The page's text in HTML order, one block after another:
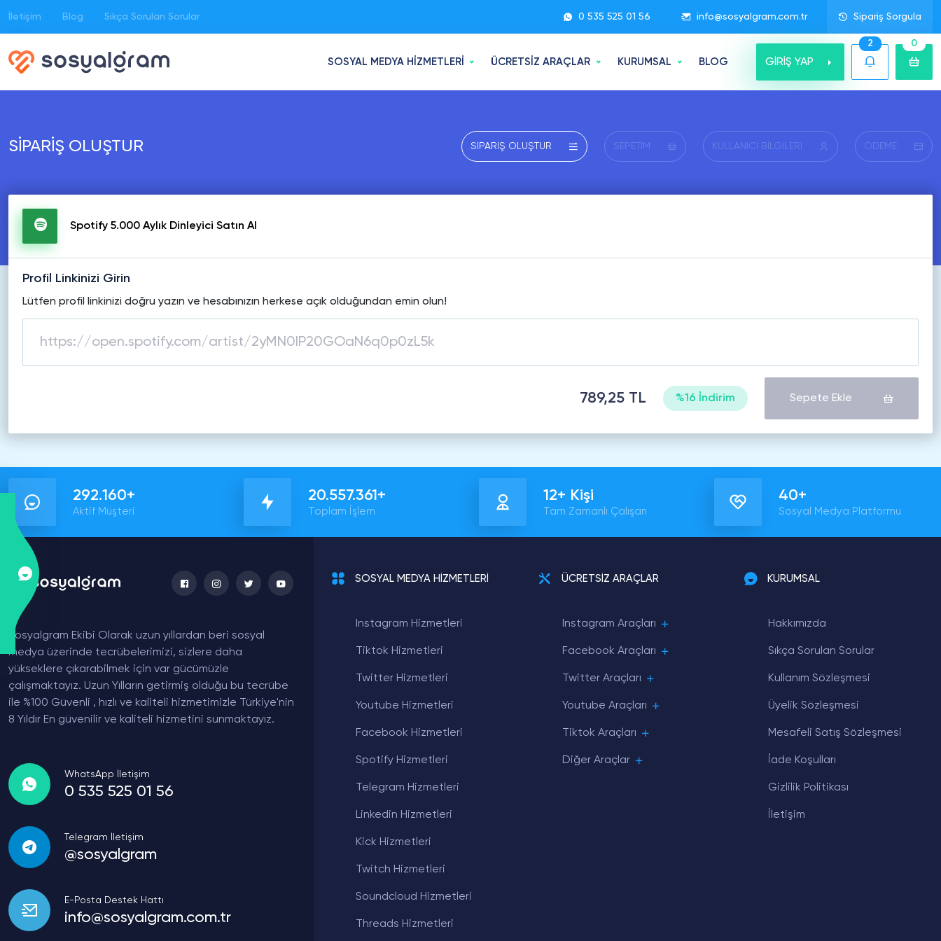
İletişim Blog Sıkça Sorulan Sorular 0 535 525 01 56 info@sosyalgram.com.tr Sipariş Sorgula
SOSYAL MEDYA HİZMETLERİ ÜCRETSİZ ARAÇLAR KURUMSAL BLOG GİRİŞ YAP
2 0
SİPARİŞ OLUŞTUR SİPARİŞ OLUŞTUR SEPETİM KULLANICI BİLGİLERİ ÖDEME
Spotify 5.000 Aylık Dinleyici Satın Al
Profil Linkinizi Girin
Lütfen profil linkinizi doğru yazın ve hesabınızın herkese açık olduğundan emin olun!
789,25 TL %16 İndirim Sepete Ekle
292.160+
Aktif Müşteri
20.557.361+
Toplam İşlem
12+ Kişi
Tam Zamanlı Çalışan
40+
Sosyal Medya Platformu
Sosyalgram Ekibi Olarak uzun yıllardan beri sosyal
medya üzerinde tecrübelerimizi, sizlere daha
yükseklere çıkarabilmek için var gücümüzle
çalışmaktayız. Uzun Yılların getirmiş olduğu bu tecrübe
ile %100 Güvenli , hızlı ve kaliteli hizmetimizle Türkiye'nin
8 Yıldır En güvenilir ve kaliteli hizmetini sunmaktayız.
WhatsApp İletişim
0 535 525 01 56
Telegram İletişim
@sosyalgram
E-Posta Destek Hattı
info@sosyalgram.com.tr
SOSYAL MEDYA HİZMETLERİ
Instagram Hizmetleri
Tiktok Hizmetleri
Twitter Hizmetleri
Youtube Hizmetleri
Facebook Hizmetleri
Spotify Hizmetleri
Telegram Hizmetleri
Linkedin Hizmetleri
Kick Hizmetleri
Twitch Hizmetleri
Soundcloud Hizmetleri
Threads Hizmetleri
ÜCRETSİZ ARAÇLAR
Instagram Araçları
Facebook Araçları
Twitter Araçları
Youtube Araçları
Tiktok Araçları
Diğer Araçlar
KURUMSAL
Hakkımızda
Sıkça Sorulan Sorular
Kullanım Sözleşmesi
Üyelik Sözleşmesi
Mesafeli Satış Sözleşmesi
İade Koşulları
Gizlilik Politikası
İletişim